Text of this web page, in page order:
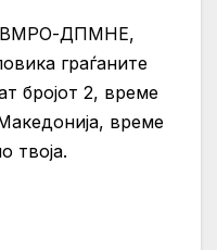
ВМРО-ДПМНЕ,
граѓаните
бројот 2, време
време
твоја.